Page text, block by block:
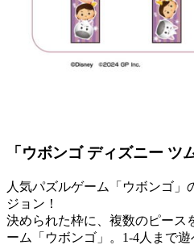
「ウボンゴ ディズニー ツ
人気パズルゲーム「ウボンゴ」
ジョン！
決められた枠に、複数のピース
ーム「ウボンゴ」。1-4人まで